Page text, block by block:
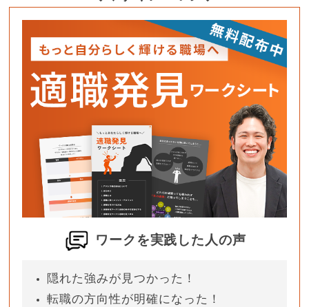
ワークを実践した人の声
隠れた強みが見つかった！
転職の方向性が明確になった！